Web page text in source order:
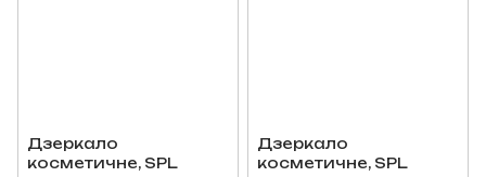
Дзеркало
косметичне, SPL
Дзеркало
косметичне, SPL